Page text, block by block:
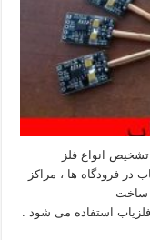
انواع فلز
فرودگاه ها ، مراکز
ساخت
استفاده می شود .